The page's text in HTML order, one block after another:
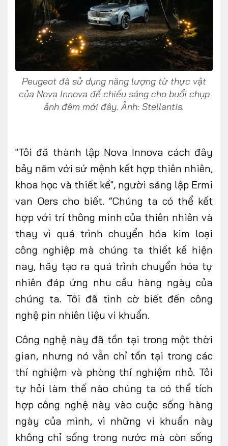
Facebook Youtube
CONTACT US
0972271616
ngocvu.vneconomy@gmail.com
Peugeot đã sử dụng năng lượng từ thực vật
của Nova Innova để chiếu sáng cho buổi chụp
ảnh đêm mới đây. Ảnh: Stellantis.
"Tôi đã thành lập Nova Innova cách đây
bảy năm với sứ mệnh kết hợp thiên nhiên,
khoa học và thiết kế", người sáng lập Ermi
van Oers cho biết. “Chúng ta có thể kết
hợp với trí thông minh của thiên nhiên và
thay vì quá trình chuyển hóa kim loại
công nghiệp mà chúng ta thiết kế hiện
nay, hãy tạo ra quá trình chuyển hóa tự
nhiên đáp ứng nhu cầu hàng ngày của
chúng ta. Tôi đã tình cờ biết đến công
nghệ pin nhiên liệu vi khuẩn.
Công nghệ này đã tồn tại trong một thời
gian, nhưng nó vẫn chỉ tồn tại trong các
thí nghiệm và phòng thí nghiệm nhỏ. Tôi
tự hỏi làm thế nào chúng ta có thể tích
hợp công nghệ này vào cuộc sống hàng
ngày của mình, vì những vi khuẩn này
không chỉ sống trong nước mà còn sống